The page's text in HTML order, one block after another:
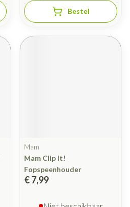
Bestel
Mam
Mam Clip It!
Fopspeenhouder
€ 7,99